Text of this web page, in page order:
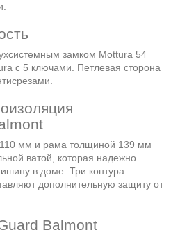
замком Mottura 54
с 5 ключами. Петлевая сторона
мм и рама толщиной 139 мм
ватой, которая надежно
в доме. Три контура
дополнительную защиту от
Balmont